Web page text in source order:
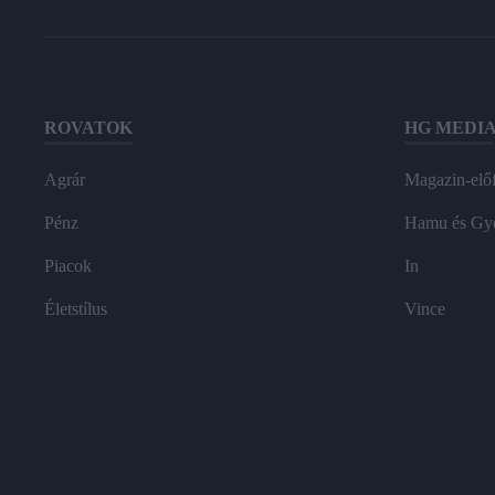
ROVATOK
Agrár
Pénz
Piacok
Életstílus
HG MEDIA
Magazin-
Hamu és
In
Vince